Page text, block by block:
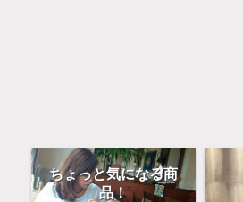
ちょっと気になる商
品！